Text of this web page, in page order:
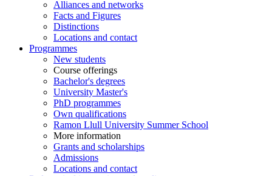
Alliances and networks
Facts and Figures
Distinctions
Locations and contact
Programmes
New students
Course offerings
Bachelor's degrees
University Master's
PhD programmes
Own qualifications
Ramon Llull University Summer School
More information
Grants and scholarships
Admissions
Locations and contact